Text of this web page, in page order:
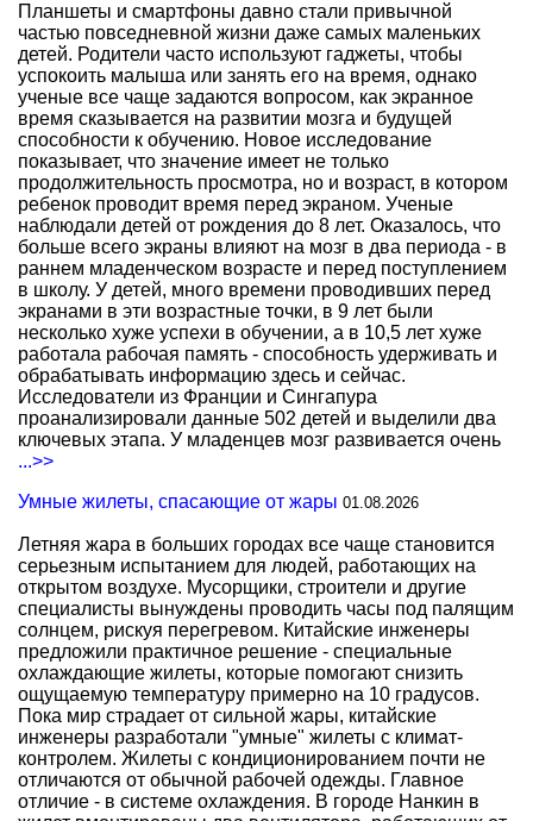
Планшеты и смартфоны давно стали привычной
частью повседневной жизни даже самых маленьких
детей. Родители часто используют гаджеты, чтобы
успокоить малыша или занять его на время, однако
ученые все чаще задаются вопросом, как экранное
время сказывается на развитии мозга и будущей
способности к обучению. Новое исследование
показывает, что значение имеет не только
продолжительность просмотра, но и возраст, в котором
ребенок проводит время перед экраном. Ученые
наблюдали детей от рождения до 8 лет. Оказалось, что
больше всего экраны влияют на мозг в два периода - в
раннем младенческом возрасте и перед поступлением
в школу. У детей, много времени проводивших перед
экранами в эти возрастные точки, в 9 лет были
несколько хуже успехи в обучении, а в 10,5 лет хуже
работала рабочая память - способность удерживать и
обрабатывать информацию здесь и сейчас.
Исследователи из Франции и Сингапура
проанализировали данные 502 детей и выделили два
ключевых этапа. У младенцев мозг развивается очень
...>>
Умные жилеты, спасающие от жары 01.08.2026
Летняя жара в больших городах все чаще становится
серьезным испытанием для людей, работающих на
открытом воздухе. Мусорщики, строители и другие
специалисты вынуждены проводить часы под палящим
солнцем, рискуя перегревом. Китайские инженеры
предложили практичное решение - специальные
охлаждающие жилеты, которые помогают снизить
ощущаемую температуру примерно на 10 градусов.
Пока мир страдает от сильной жары, китайские
инженеры разработали "умные" жилеты с климат-
контролем. Жилеты с кондиционированием почти не
отличаются от обычной рабочей одежды. Главное
отличие - в системе охлаждения. В городе Нанкин в